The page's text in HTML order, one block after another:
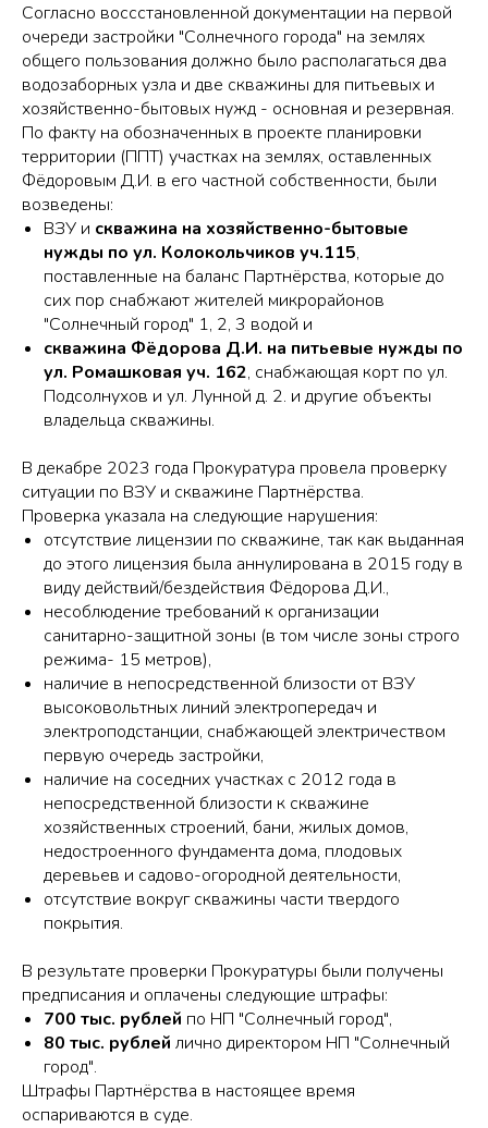
Согласно воссстановленной документации на первой
очереди застройки "Солнечного города" на землях
общего пользования должно было располагаться два
водозаборных узла и две скважины для питьевых и
хозяйственно-бытовых нужд - основная и резервная.
По факту на обозначенных в проекте планировки
территории (ППТ) участках на землях, оставленных
Фёдоровым Д.И. в его частной собственности, были
возведены:
ВЗУ и скважина на хозяйственно-бытовые
нужды по ул. Колокольчиков уч.115,
поставленные на баланс Партнёрства, которые до
сих пор снабжают жителей микрорайонов
"Солнечный город" 1, 2, 3 водой и
скважина Фёдорова Д.И. на питьевые нужды по
ул. Ромашковая уч. 162, снабжающая корт по ул.
Подсолнухов и ул. Лунной д. 2. и другие объекты
владельца скважины.
В декабре 2023 года Прокуратура провела проверку
ситуации по ВЗУ и скважине Партнёрства.
Проверка указала на следующие нарушения:
отсутствие лицензии по скважине, так как выданная
до этого лицензия была аннулирована в 2015 году в
виду действий/бездействия Фёдорова Д.И.,
несоблюдение требований к организации
санитарно-защитной зоны (в том числе зоны строго
режима- 15 метров),
наличие в непосредственной близости от ВЗУ
высоковольтных линий электропередач и
электроподстанции, снабжающей электричеством
первую очередь застройки,
наличие на соседних участках с 2012 года в
непосредственной близости к скважине
хозяйственных строений, бани, жилых домов,
недостроенного фундамента дома, плодовых
деревьев и садово-огородной деятельности,
отсутствие вокруг скважины части твердого
покрытия.
В результате проверки Прокуратуры были получены
предписания и оплачены следующие штрафы:
700 тыс. рублей по НП "Солнечный город",
80 тыс. рублей лично директором НП "Солнечный
город".
Штрафы Партнёрства в настоящее время
оспариваются в суде.